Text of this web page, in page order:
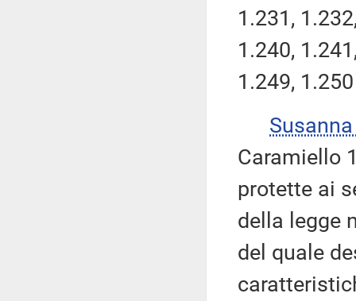
1.231,
1.240,
1.249,
Caramiello
protette ai
della legge
del quale